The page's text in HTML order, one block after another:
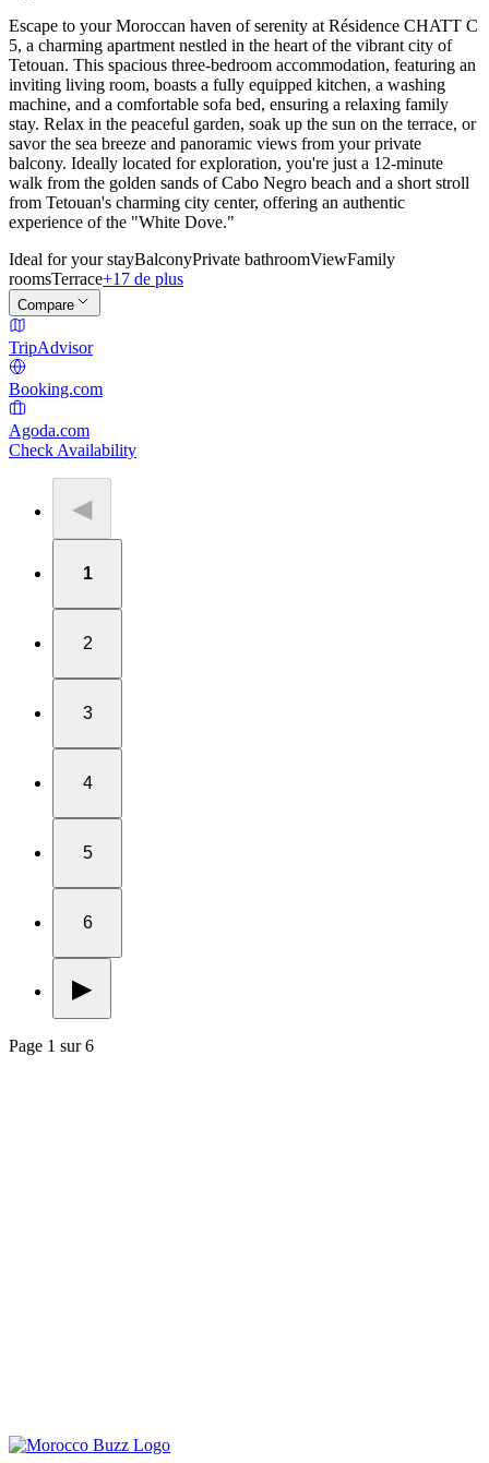
Escape to your Moroccan haven of serenity at Résidence CHATT C
5, a charming apartment nestled in the heart of the vibrant city of
Tetouan. This spacious three-bedroom accommodation, featuring an
inviting living room, boasts a fully equipped kitchen, a washing
machine, and a comfortable sofa bed, ensuring a relaxing family
stay. Relax in the peaceful garden, soak up the sun on the terrace, or
savor the sea breeze and panoramic views from your private
balcony. Ideally located for exploration, you're just a 12-minute
walk from the golden sands of Cabo Negro beach and a short stroll
from Tetouan's charming city center, offering an authentic
experience of the "White Dove."
Ideal for your stayBalconyPrivate bathroomViewFamily
roomsTerrace+17 de plus
Compare
TripAdvisor
Booking.com
Agoda.com
Check Availability
◀
1
2
3
4
5
6
▶
Page 1 sur 6